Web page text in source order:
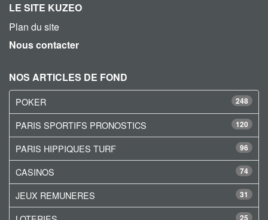
LE SITE KUZEO
Plan du site
Nous contacter
NOS ARTICLES DE FOND
248
POKER
120
PARIS SPORTIFS PRONOSTICS
96
PARIS HIPPIQUES TURF
74
CASINOS
31
JEUX REMUNERES
25